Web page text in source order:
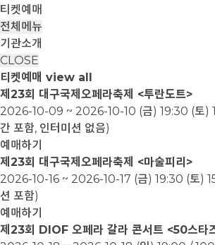
티켓예매
전체메뉴
기관소개
CLOSE
티켓예매 view all
제23회 대구국제오페라축제 <투란도트>
2026-10-09 ~ 2026-10-10 (금) 19:30 (토)
간 포함, 인터미션 없음)
예매하기
제23회 대구국제오페라축제 <마술피리>
2026-10-16 ~ 2026-10-17 (금) 19:30 (토)
션 포함)
예매하기
제23회 DIOF 오페라 갈라 콘서트 <50스타